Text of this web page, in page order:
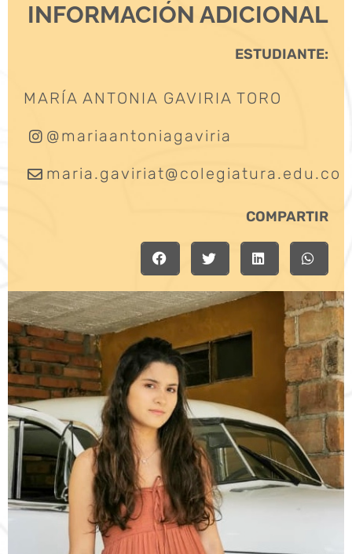
INFORMACIÓN ADICIONAL
ESTUDIANTE:
MARÍA ANTONIA GAVIRIA TORO
@mariaantoniagaviria
maria.gaviriat@colegiatura.edu.co
COMPARTIR